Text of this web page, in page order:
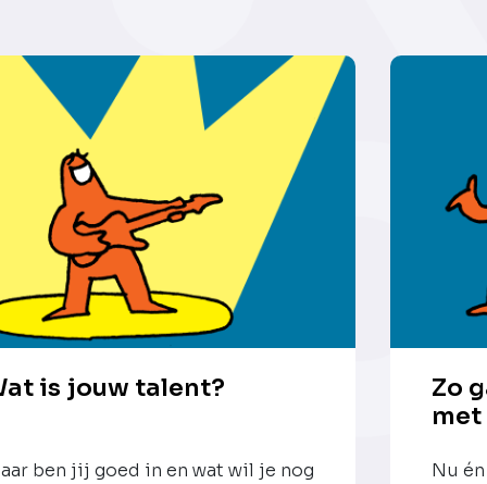
is jouw talent?
ben jij goed in en wat wil je nog
Zo
Nu